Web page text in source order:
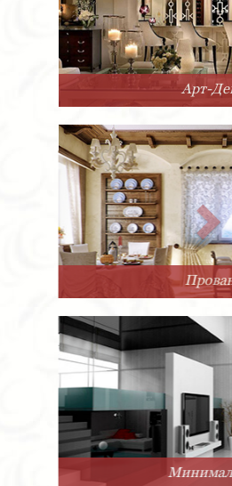
Арт-Деко